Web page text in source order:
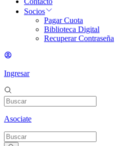
Socios
Pagar Cuota
Biblioteca Digital
Recuperar Contraseña
Ingresar
Asociate